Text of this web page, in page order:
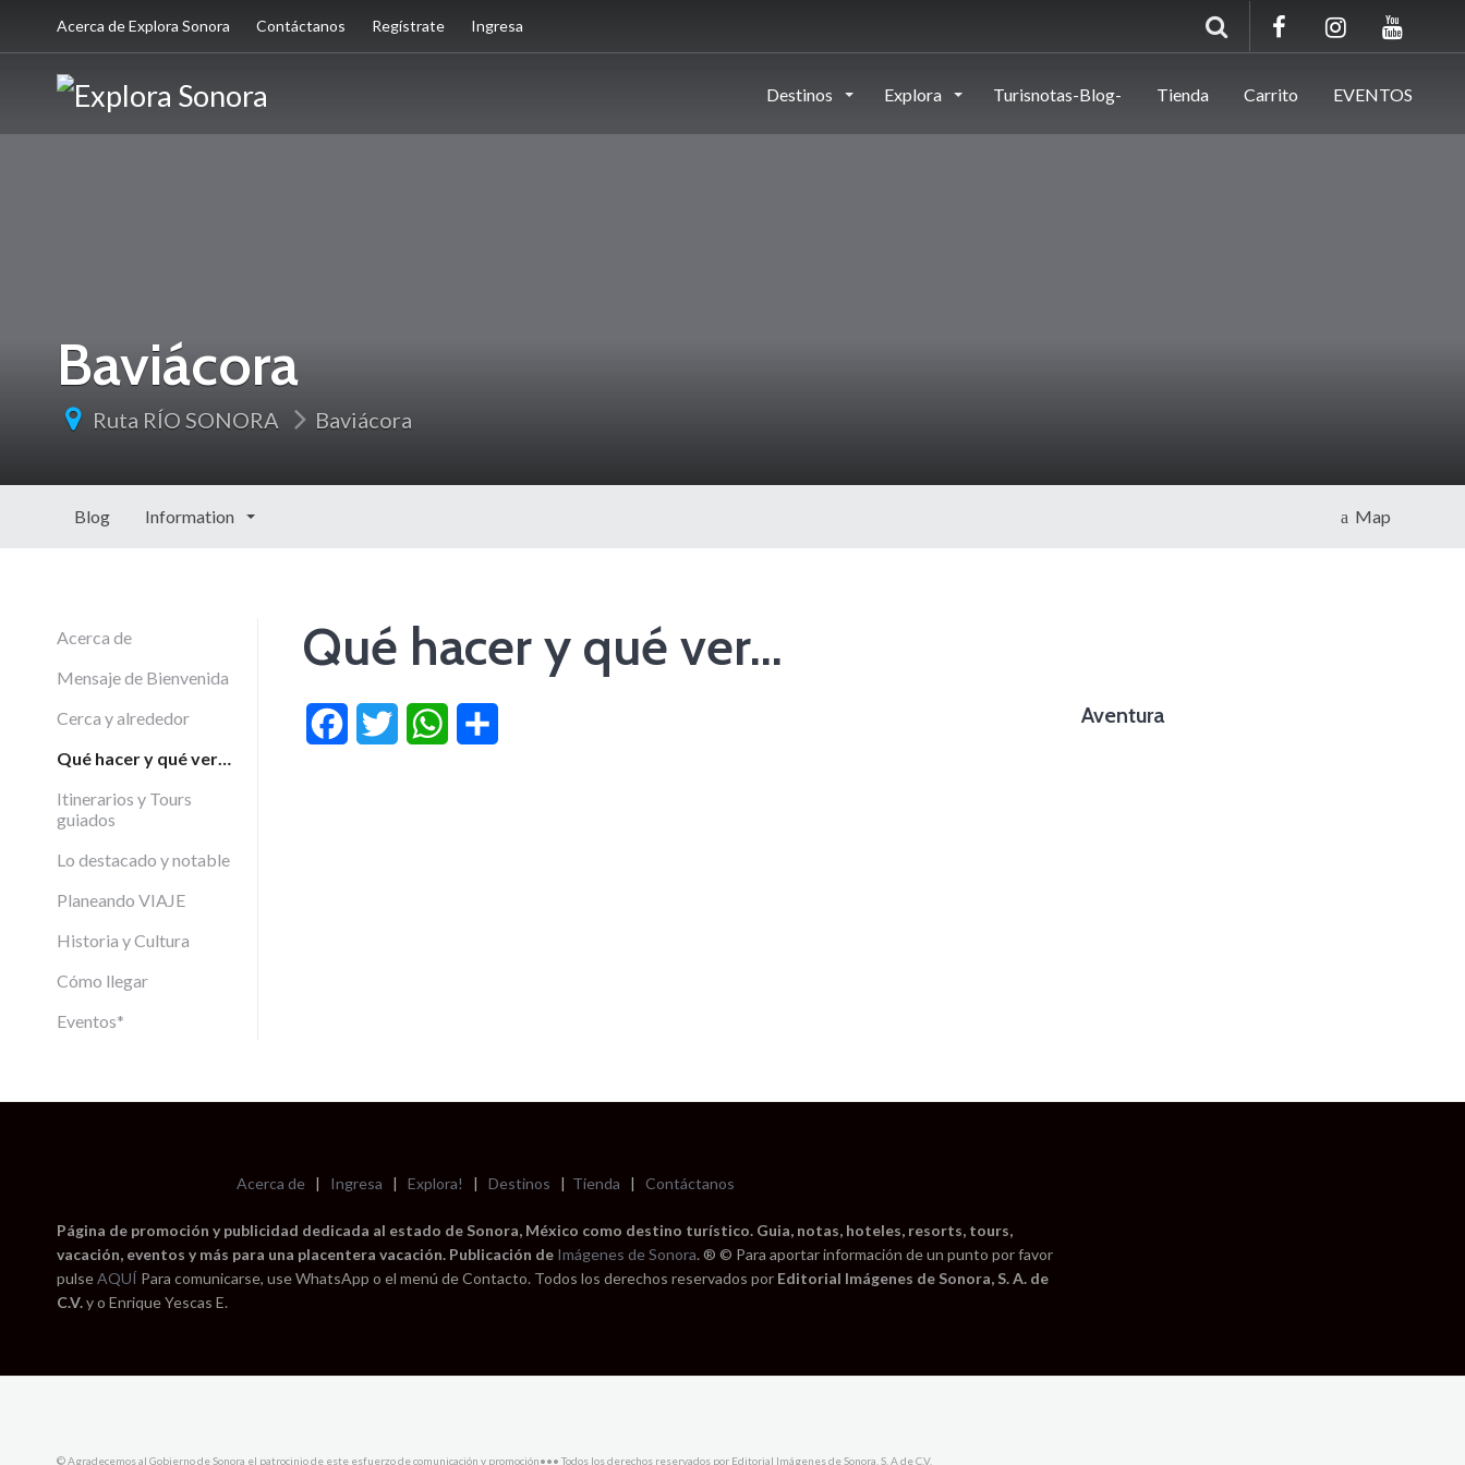
Acerca de Explora Sonora Contáctanos Regístrate Ingresa
Destinos Explora Turisnotas-Blog- Tienda Carrito EVENTOS
Baviácora
Ruta RÍO SONORA Baviácora
Blog Information Map
Acerca de
Mensaje de Bienvenida
Cerca y alrededor
Qué hacer y qué ver…
Itinerarios y Tours
guiados
Lo destacado y notable
Planeando VIAJE
Historia y Cultura
Cómo llegar
Eventos*
Qué hacer y qué ver…
FacebookTwitter WhatsApp Aventura
Acerca de | Ingresa | Explora! | Destinos | Tienda | Contáctanos
Página de promoción y publicidad dedicada al estado de Sonora, México como destino turístico. Guia, notas, hoteles, resorts, tours,
vacación, eventos y más para una placentera vacación. Publicación de Imágenes de Sonora. ® © Para aportar información de un punto por favor
pulseAQUÍ Para comunicarse, use WhatsApp o el menú de Contacto. Todos los derechos reservados por Editorial Imágenes de Sonora, S. A. de
C.V.y o Enrique Yescas E.
© Agradecemos al Gobierno de Sonora el patrocinio de este esfuerzo de comunicación y promoción••• Todos los derechos reservados por Editorial Imágenes de Sonora, S. A de C.V.